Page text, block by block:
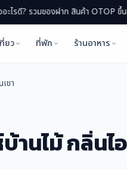
ขึ้นชื่อ • เที่ยวแม่สอดหน้าหนาว ที่เที่
ยว ที่พัก ร้านอาหาร
ขา
นไม้ กลิ่นไ